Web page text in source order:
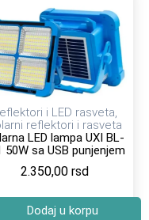
i LED rasveta,
reflektori i rasveta
LED lampa UXI BL-
50W sa USB punjenjem
2.350,00 rsd
Dodaj u korpu